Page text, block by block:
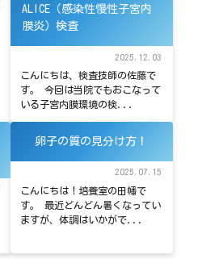
ALICE（感染性慢性子宮内
膜炎）検査
2025.12.03
こんにちは、検査技師の佐藤で
す。 今回は当院でもおこなって
いる子宮内膜環境の検...
卵子の質の見分け方！
2025.07.15
こんにちは！培養室の田幡で
す。 最近どんどん暑くなってい
ますが、体調はいかがで...